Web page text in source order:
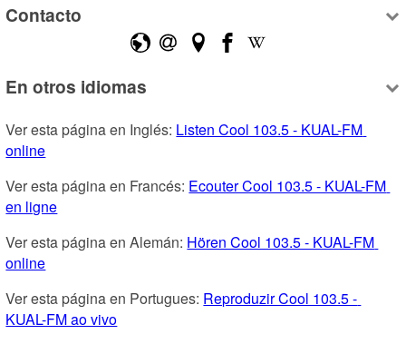
Contacto
En otros idiomas
Ver esta página en Inglés: Listen Cool 103.5 - KUAL-FM
online
Ver esta página en Francés: Ecouter Cool 103.5 - KUAL-FM
en ligne
Ver esta página en Alemán: Hören Cool 103.5 - KUAL-FM
online
Ver esta página en Portugues: Reproduzir Cool 103.5 -
KUAL-FM ao vivo